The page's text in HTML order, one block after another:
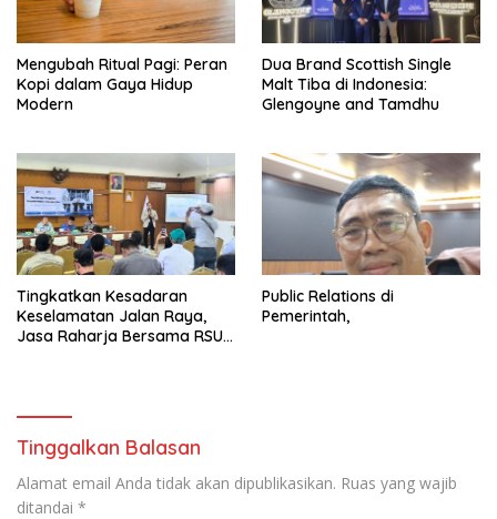
Mengubah Ritual Pagi: Peran
Kopi dalam Gaya Hidup
Modern
Dua Brand Scottish Single
Malt Tiba di Indonesia:
Glengoyne and Tamdhu
Tingkatkan Kesadaran
Keselamatan Jalan Raya,
Jasa Raharja Bersama RSU
Public Relations di
Pemerintah,
Tinggalkan Balasan
Alamat email Anda tidak akan dipublikasikan. Ruas yang wajib
ditandai *